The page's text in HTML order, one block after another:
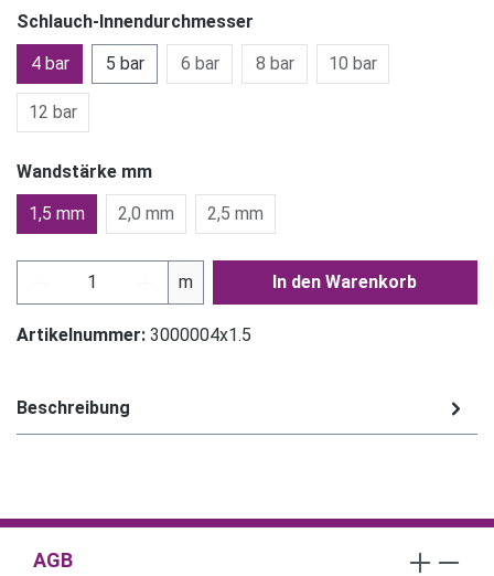
Schlauch-Innendurchmesser
4 bar
5 bar 6 bar 8 bar 10 bar
12 bar
Wandstärke mm
1,5 mm
2,0 mm 2,5 mm
Produkt Anzahl: Gib den gewünschten Wert
m In den Warenkorb
Artikelnummer: 3000004x1.5
Beschreibung
AGB